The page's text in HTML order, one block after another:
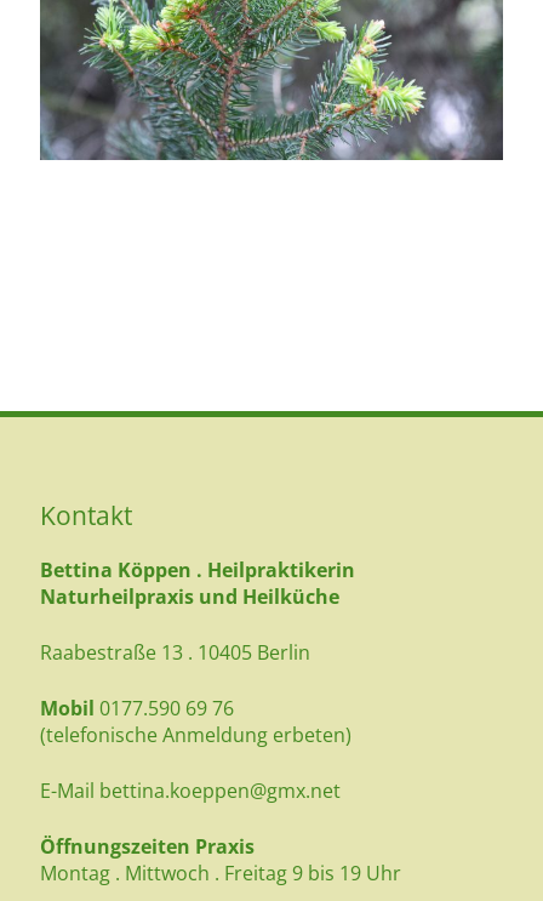
Kontakt
Bettina Köppen . Heilpraktikerin
Naturheilpraxis und Heilküche
Raabestraße 13 . 10405 Berlin
Mobil0177.590 69 76
(telefonische Anmeldung erbeten)
E-Mail bettina.koeppen@gmx.net
Öffnungszeiten Praxis
Montag . Mittwoch . Freitag 9 bis 19 Uhr